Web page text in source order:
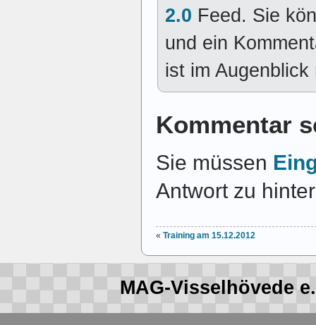
2.0 Feed. Sie
und ein
ist im
Kommentar
Sie müssen
Antwort zu
« Training am 15.12.2012
MAG-Visselhövede